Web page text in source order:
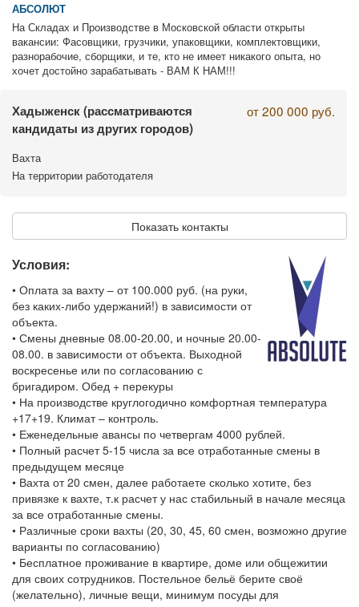
АБСОЛЮТ
На Складах и Производстве в Московской области открыты
вакансии: Фасовщики, грузчики, упаковщики, комплектовщики,
разнорабочие, сборщики, и те, кто не имеет никакого опыта, но
хочет достойно зарабатывать - ВАМ К НАМ!!!
от 200 000 руб.
Хадыженск(рассматриваются
кандидаты из других городов)
Вахта
На территории работодателя
Показать контакты
Условия:
• Оплата за вахту – от 100.000 руб. (на руки,
без каких-либо удержаний!) в зависимости от
объекта.
• Смены дневные 08.00-20.00, и ночные 20.00-
08.00. в зависимости от объекта. Выходной
воскресенье или по согласованию с
бригадиром. Обед + перекуры
• На производстве круглогодично комфортная температура
+17+19. Климат – контроль.
• Еженедельные авансы по четвергам 4000 рублей.
• Полный расчет 5-15 числа за все отработанные смены в
предыдущем месяце
• Вахта от 20 смен, далее работаете сколько хотите, без
привязке к вахте, т.к расчет у нас стабильный в начале месяца
за все отработанные смены.
• Различные сроки вахты (20, 30, 45, 60 смен, возможно другие
варианты по согласованию)
• Бесплатное проживание в квартире, доме или общежитии
для своих сотрудников. Постельное бельё берите своё
(желательно), личные вещи, минимум посуды для